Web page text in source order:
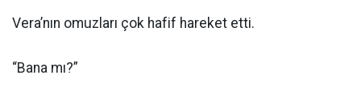
Vera’nın omuzları çok hafif hareket etti.
“Bana mı?”